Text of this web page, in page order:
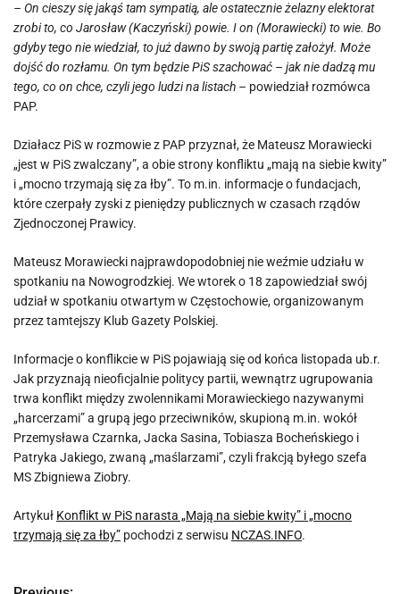
– On cieszy się jakąś tam sympatią, ale ostatecznie żelazny elektorat
zrobi to, co Jarosław (Kaczyński) powie. I on (Morawiecki) to wie. Bo
gdyby tego nie wiedział, to już dawno by swoją partię założył. Może
dojść do rozłamu. On tym będzie PiS szachować – jak nie dadzą mu
tego, co on chce, czyli jego ludzi na listach – powiedział rozmówca
PAP.
Działacz PiS w rozmowie z PAP przyznał, że Mateusz Morawiecki
„jest w PiS zwalczany”, a obie strony konfliktu „mają na siebie kwity”
i „mocno trzymają się za łby”. To m.in. informacje o fundacjach,
które czerpały zyski z pieniędzy publicznych w czasach rządów
Zjednoczonej Prawicy.
Mateusz Morawiecki najprawdopodobniej nie weźmie udziału w
spotkaniu na Nowogrodzkiej. We wtorek o 18 zapowiedział swój
udział w spotkaniu otwartym w Częstochowie, organizowanym
przez tamtejszy Klub Gazety Polskiej.
Informacje o konflikcie w PiS pojawiają się od końca listopada ub.r.
Jak przyznają nieoficjalnie politycy partii, wewnątrz ugrupowania
trwa konflikt między zwolennikami Morawieckiego nazywanymi
„harcerzami” a grupą jego przeciwników, skupioną m.in. wokół
Przemysława Czarnka, Jacka Sasina, Tobiasza Bocheńskiego i
Patryka Jakiego, zwaną „maślarzami”, czyli frakcją byłego szefa
MS Zbigniewa Ziobry.
Artykuł Konflikt w PiS narasta „Mają na siebie kwity” i „mocno
trzymają się za łby” pochodzi z serwisu NCZAS.INFO.